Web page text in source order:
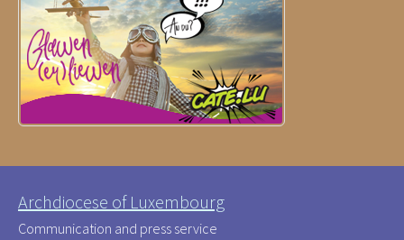
Archdiocese of Luxembourg
Communication and press service